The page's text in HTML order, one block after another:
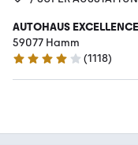
AUTOHAUS
59077 Hamm
4.2 Sterne
(1118)